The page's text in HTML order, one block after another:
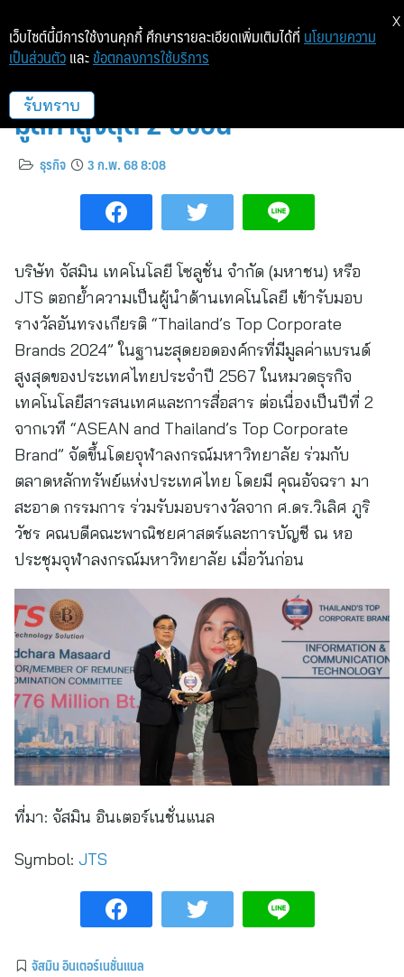
“JTS” คว้ารางวัลแบรนด์องค์กร
มูลค่าสูงสุด 2 ปีซ้อน
ธุรกิจ 3 ก.พ. 68 8:08
บริษัท จัสมิน เทคโนโลยี โซลูชั่น จำกัด (มหาชน) หรือ
JTS ตอกย้ำความเป็นผู้นำด้านเทคโนโลยี เข้ารับมอบ
รางวัลอันทรงเกียรติ “Thailand’s Top Corporate
Brands 2024” ในฐานะสุดยอดองค์กรที่มีมูลค่าแบรนด์
สูงสุดของประเทศไทยประจำปี 2567 ในหมวดธุรกิจ
เทคโนโลยีสารสนเทศและการสื่อสาร ต่อเนื่องเป็นปีที่ 2
จากเวที “ASEAN and Thailand’s Top Corporate
Brand” จัดขึ้นโดยจุฬาลงกรณ์มหาวิทยาลัย ร่วมกับ
ตลาดหลักทรัพย์แห่งประเทศไทย โดยมี คุณอัจฉรา มา
สะอาด กรรมการ ร่วมรับมอบรางวัลจาก ศ.ดร.วิเลิศ ภูริ
วัชร คณบดีคณะพาณิชยศาสตร์และการบัญชี ณ หอ
ประชุมจุฬาลงกรณ์มหาวิทยาลัย เมื่อวันก่อน
ที่มา: จัสมิน อินเตอร์เนชั่นแนล
Symbol: JTS
จัสมิน อินเตอร์เนชั่นแนล
เว็บไซต์นี้มีการใช้งานคุกกี้ ศึกษารายละเอียดเพิ่มเติมได้ที่ นโยบายความ
เป็นส่วนตัว และ ข้อตกลงการใช้บริการ
รับทราบ
X